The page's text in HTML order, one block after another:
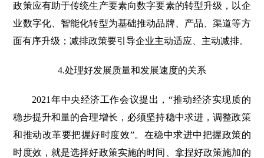
政策应有助于传统生产要素向数字要素的转型升级，以企
业数字化、智能化转型为基础推动品牌、产品、渠道等方
面有序升级；减排政策要引导企业主动适应、主动减排。
4.处理好发展质量和发展速度的关系
2021年中央经济工作会议提出，“推动经济实现质的
稳步提升和量的合理增长，必须坚持稳中求进，调整政策
和推动改革要把握好时度效”。在稳中求进中把握政策的
时度效，就是选择好政策实施的时间、拿捏好政策施加的